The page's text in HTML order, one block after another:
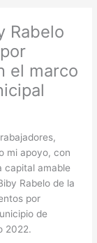
Rabelo
el marco
mi apoyo, con
capital amable
Rabelo de la
por
de
2022.